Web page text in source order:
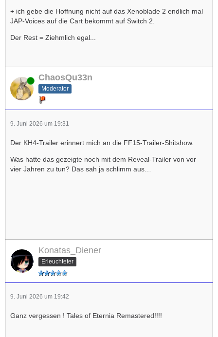
+ ich gebe die Hoffnung nicht auf das Xenoblade 2 endlich mal
JAP-Voices auf die Cart bekommt auf Switch 2.
Der Rest = Ziehmlich egal...
Online ChaosQu33n
Moderator
9. Juni 2026 um 19:31
Der KH4-Trailer erinnert mich an die FF15-Trailer-Shitshow.
Was hatte das gezeigte noch mit dem Reveal-Trailer von vor
vier Jahren zu tun? Das sah ja schlimm aus…
Konatas_Diener
Erleuchteter
9. Juni 2026 um 19:42
Ganz vergessen ! Tales of Eternia Remastered!!!!